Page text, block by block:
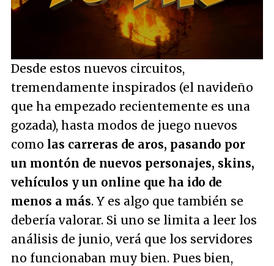
Unmute /
Desde estos nuevos circuitos,
tremendamente inspirados (el navideño
que ha empezado recientemente es una
gozada), hasta modos de juego nuevos
como las carreras de aros, pasando por
un montón de nuevos personajes, skins,
vehículos y un online que ha ido de
menos a más. Y es algo que también se
debería valorar. Si uno se limita a leer los
análisis de junio, verá que los servidores
no funcionaban muy bien. Pues bien,